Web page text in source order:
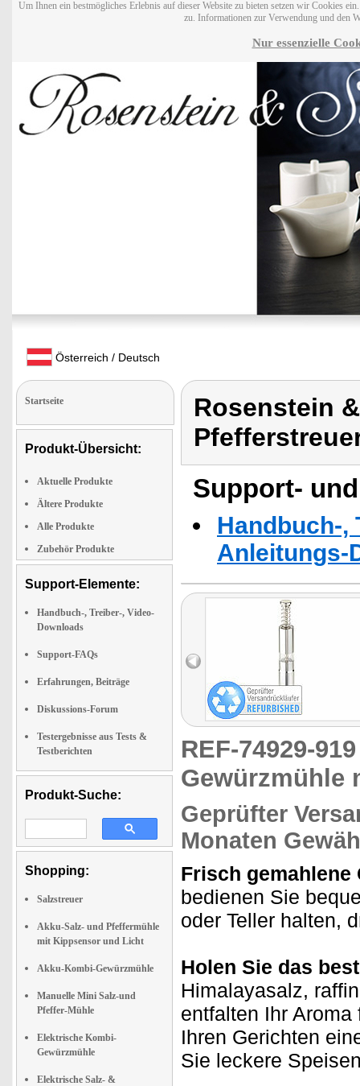
Um Ihnen ein bestmögliches Erlebnis auf dieser Website zu bieten setzen wir Cookies
zu. Informationen zur Verwendung und den
Nur essenzielle
Österreich / Deutsch
Startseite
Produkt-Übersicht:
Aktuelle Produkte
Ältere Produkte
Alle Produkte
Zubehör Produkte
Support-Elemente:
Handbuch-, Treiber-, Video-
Downloads
Support-FAQs
Erfahrungen, Beiträge
Diskussions-Forum
Testergebnisse aus Tests &
Testberichten
Produkt-Suche:
Shopping:
Salzstreuer
Akku-Salz- und Pfeffermühle
mit Kippsensor und Licht
Akku-Kombi-Gewürzmühle
Manuelle Mini Salz-und
Pfeffer-Mühle
Elektrische Kombi-
Gewürzmühle
Elektrische Salz- &
Rosenstein
Support-
Handbuch-,
Anleitungs-
REF-74929-
Gewürzmühle
Geprüfter
Monaten
Frisch gemahlene
bedienen Sie
oder Teller halten,
Holen Sie das
Himalayasalz,
entfalten Ihr
Ihren Gerichten
Sie leckere